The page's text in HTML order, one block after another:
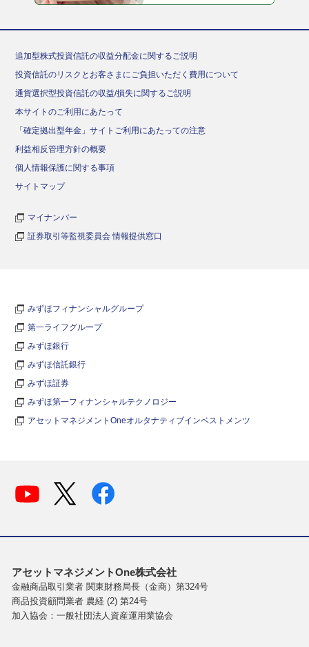
追加型株式投資信託の収益分配金に関するご説明
投資信託のリスクとお客さまにご負担いただく費用について
通貨選択型投資信託の収益/損失に関するご説明
本サイトのご利用にあたって
「確定拠出型年金」サイトご利用にあたっての注意
利益相反管理方針の概要
個人情報保護に関する事項
サイトマップ
マイナンバー
証券取引等監視委員会 情報提供窓口
みずほフィナンシャルグループ
第一ライフグループ
みずほ銀行
みずほ信託銀行
みずほ証券
みずほ第一フィナンシャルテクノロジー
アセットマネジメントOneオルタナティブインベストメンツ
アセットマネジメントOne株式会社
金融商品取引業者 関東財務局長（金商）第324号
商品投資顧問業者 農経 (2) 第24号
加入協会：一般社団法人資産運用業協会